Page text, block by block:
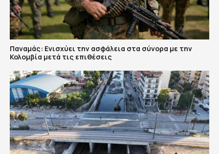
Παναμάς: Ενισχύει την ασφάλεια στα σύνορα με την
Κολομβία μετά τις επιθέσεις